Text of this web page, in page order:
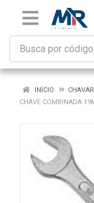
INÍCIO
CHAVE COMBINADA